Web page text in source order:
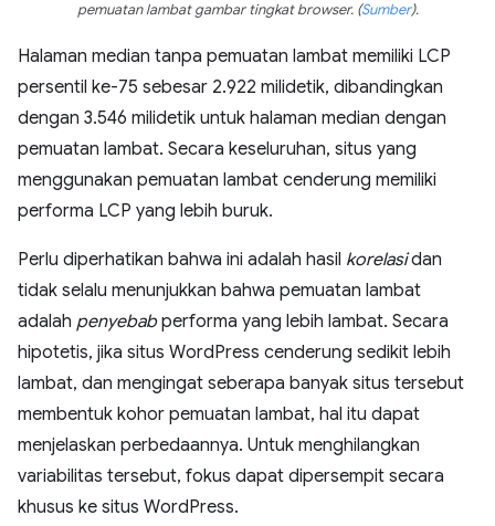
pemuatan lambat gambar tingkat browser. (Sumber).
Halaman median tanpa pemuatan lambat memiliki LCP
persentil ke-75 sebesar 2.922 milidetik, dibandingkan
dengan 3.546 milidetik untuk halaman median dengan
pemuatan lambat. Secara keseluruhan, situs yang
menggunakan pemuatan lambat cenderung memiliki
performa LCP yang lebih buruk.
Perlu diperhatikan bahwa ini adalah hasil korelasidan
tidak selalu menunjukkan bahwa pemuatan lambat
adalah penyebabperforma yang lebih lambat. Secara
hipotetis, jika situs WordPress cenderung sedikit lebih
lambat, dan mengingat seberapa banyak situs tersebut
membentuk kohor pemuatan lambat, hal itu dapat
menjelaskan perbedaannya. Untuk menghilangkan
variabilitas tersebut, fokus dapat dipersempit secara
khusus ke situs WordPress.